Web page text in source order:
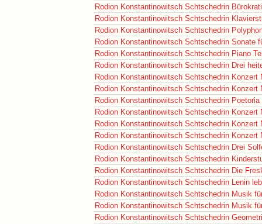
Rodion Konstantinowitsch Schtschedrin
Rodion Konstantinowitsch Schtschedrin
Rodion Konstantinowitsch Schtschedrin
Rodion Konstantinowitsch Schtschedrin Sonate
Rodion Konstantinowitsch Schtschedrin Piano
Rodion Konstantinowitsch Schtschedrin Drei
Rodion Konstantinowitsch Schtschedrin Konzert
Rodion Konstantinowitsch Schtschedrin Konzert
Rodion Konstantinowitsch Schtschedrin Poetoria
Rodion Konstantinowitsch Schtschedrin Konzert
Rodion Konstantinowitsch Schtschedrin Konzert
Rodion Konstantinowitsch Schtschedrin Konzert
Rodion Konstantinowitsch Schtschedrin Drei
Rodion Konstantinowitsch Schtschedrin
Rodion Konstantinowitsch Schtschedrin Die
Rodion Konstantinowitsch Schtschedrin Lenin
Rodion Konstantinowitsch Schtschedrin Musik
Rodion Konstantinowitsch Schtschedrin Musik
Rodion Konstantinowitsch Schtschedrin